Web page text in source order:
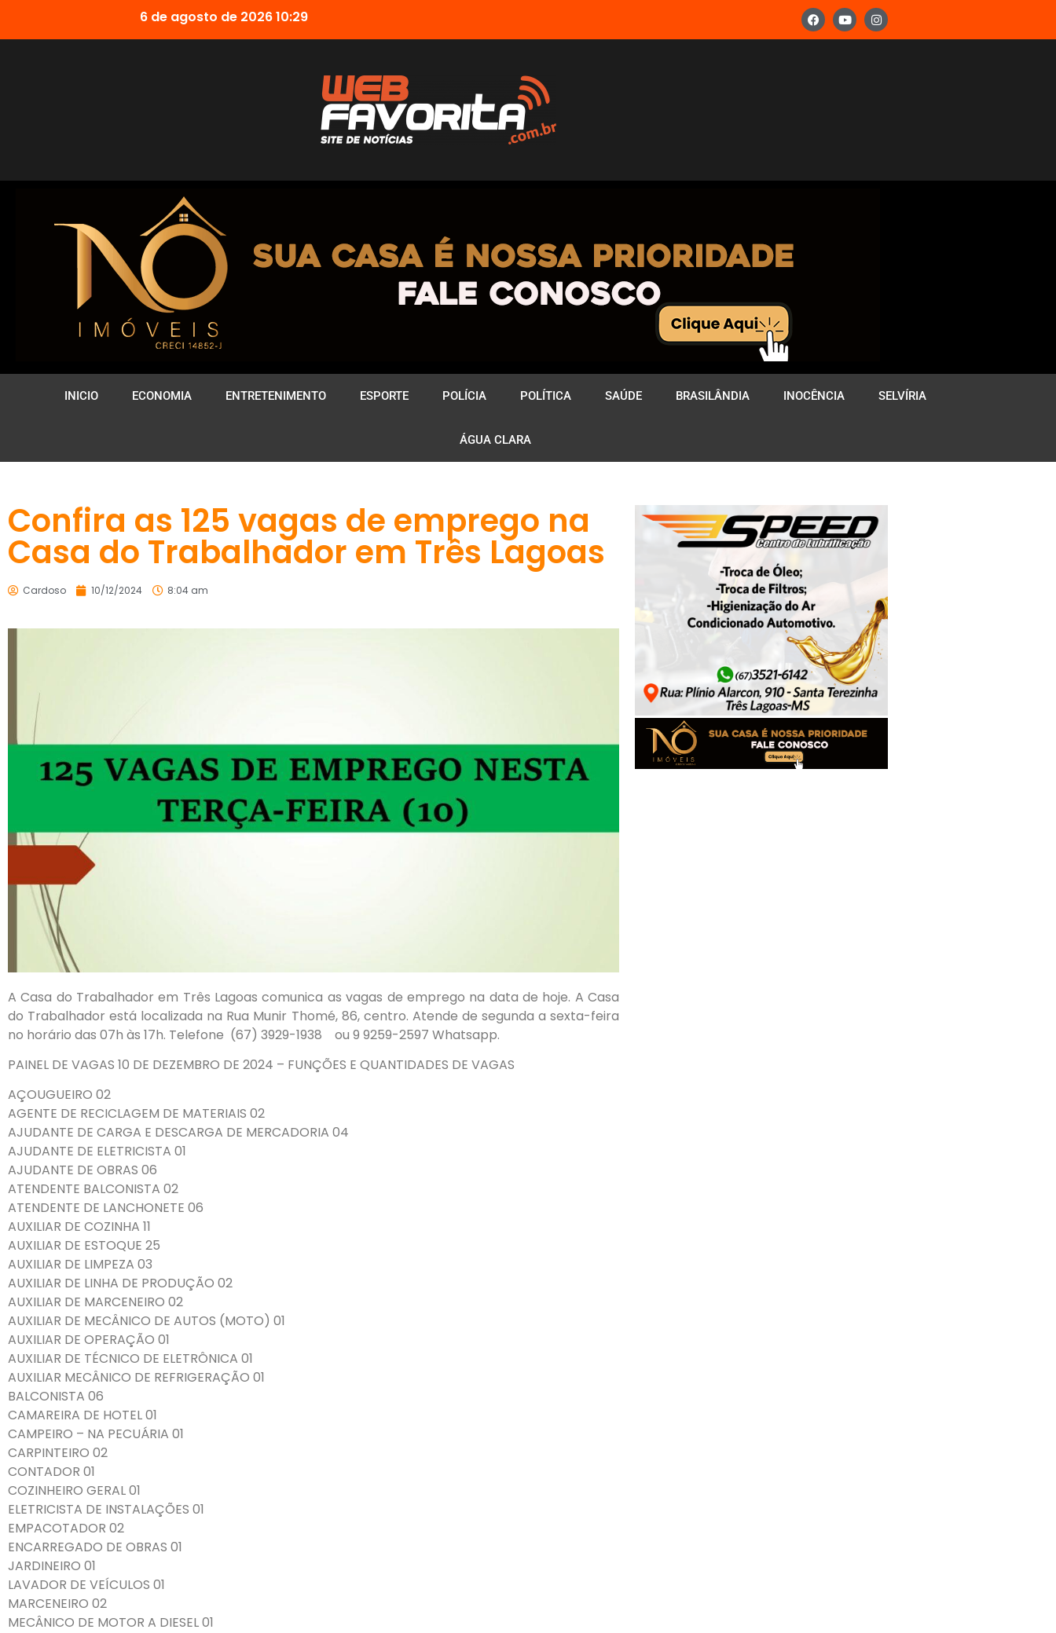
6 de agosto de 2026 10:29
INICIO ECONOMIA ENTRETENIMENTO ESPORTE POLÍCIA POLÍTICA SAÚDE BRASILÂNDIA INOCÊNCIA SELVÍRIA
ÁGUA CLARA
Confira as 125 vagas de emprego na
Casa do Trabalhador em Três Lagoas
Cardoso 10/12/2024 8:04 am
A Casa do Trabalhador em Três Lagoas comunica as vagas de emprego na data de hoje. A Casa
do Trabalhador está localizada na Rua Munir Thomé, 86, centro. Atende de segunda a sexta-feira
no horário das 07h às 17h. Telefone (67) 3929-1938 ou 9 9259-2597 Whatsapp.
PAINEL DE VAGAS 10 DE DEZEMBRO DE 2024 – FUNÇÕES E QUANTIDADES DE VAGAS
AÇOUGUEIRO 02
AGENTE DE RECICLAGEM DE MATERIAIS 02
AJUDANTE DE CARGA E DESCARGA DE MERCADORIA 04
AJUDANTE DE ELETRICISTA 01
AJUDANTE DE OBRAS 06
ATENDENTE BALCONISTA 02
ATENDENTE DE LANCHONETE 06
AUXILIAR DE COZINHA 11
AUXILIAR DE ESTOQUE 25
AUXILIAR DE LIMPEZA 03
AUXILIAR DE LINHA DE PRODUÇÃO 02
AUXILIAR DE MARCENEIRO 02
AUXILIAR DE MECÂNICO DE AUTOS (MOTO) 01
AUXILIAR DE OPERAÇÃO 01
AUXILIAR DE TÉCNICO DE ELETRÔNICA 01
AUXILIAR MECÂNICO DE REFRIGERAÇÃO 01
BALCONISTA 06
CAMAREIRA DE HOTEL 01
CAMPEIRO – NA PECUÁRIA 01
CARPINTEIRO 02
CONTADOR 01
COZINHEIRO GERAL 01
ELETRICISTA DE INSTALAÇÕES 01
EMPACOTADOR 02
ENCARREGADO DE OBRAS 01
JARDINEIRO 01
LAVADOR DE VEÍCULOS 01
MARCENEIRO 02
MECÂNICO DE MOTOR A DIESEL 01